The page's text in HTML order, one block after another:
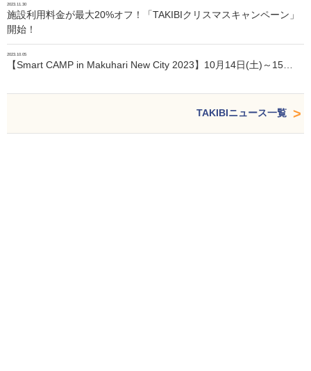
2023.11.30
施設利用料金が最大20%オフ！「TAKIBIクリスマスキャンペーン」
開始！
2023.10.05
【Smart CAMP in Makuhari New City 2023】10月14日(土)～15…
TAKIBIニュース一覧